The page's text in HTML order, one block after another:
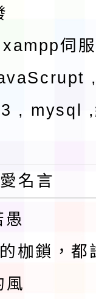
伺
, mysql ,
名言
枷鎖，都
風